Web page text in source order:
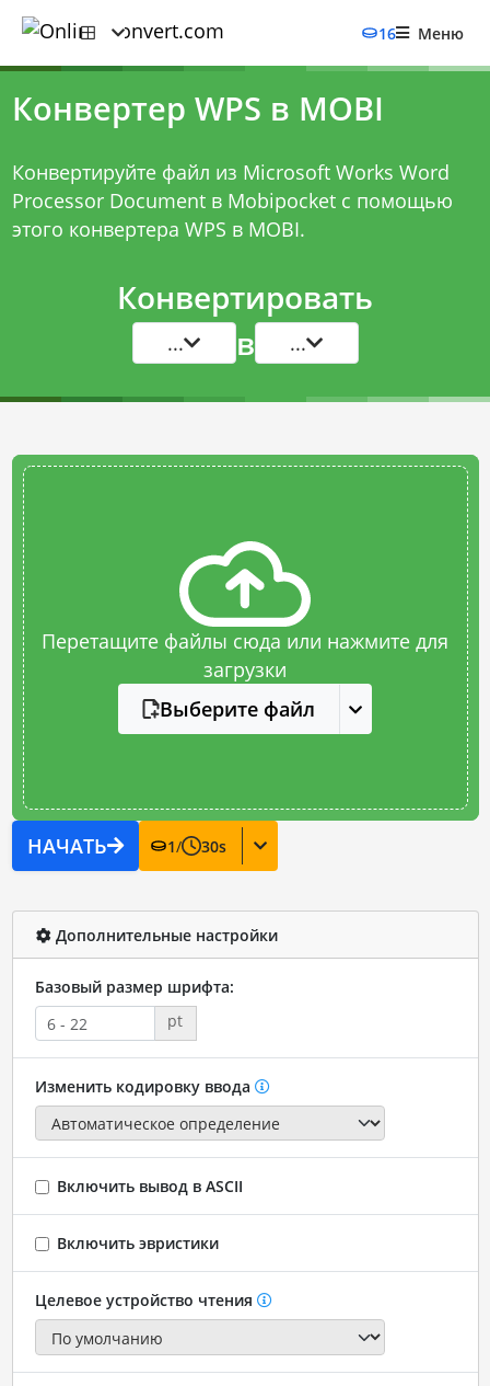
16 Меню
Конвертер WPS в MOBI
Конвертируйте файл из Microsoft Works Word
Processor Document в Mobipocket с помощью
этого конвертера WPS в MOBI.
Конвертировать
... в ...
Перетащите файлы сюда или нажмите для
загрузки
Выберите файл
НАЧАТЬ 1/ 30s
Дополнительные настройки
Базовый размер шрифта:
pt
Изменить кодировку ввода
Включить вывод в ASCII
Включить эвристики
Целевое устройство чтения